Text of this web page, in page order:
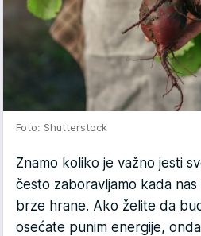
Foto: Shutterstock
Znamo koliko je važno jesti
često zaboravljamo kada nas
brze hrane. Ako želite da
osećate punim energije,